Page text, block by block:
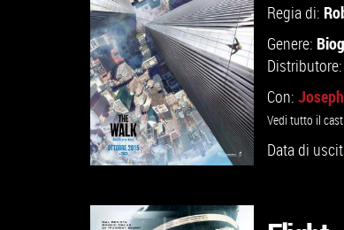
VAI ALLA SCHEDA
Regia di:
Genere:
Distributore:
Con:
Vedi tutto il cast
Data di